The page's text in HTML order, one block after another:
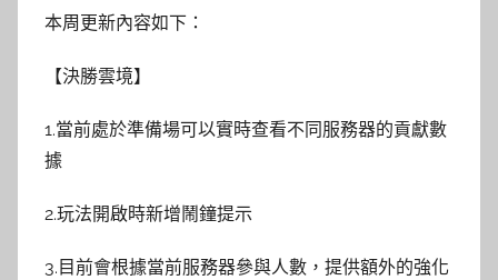
本周更新內容如下：
【決勝雲境】
1.當前處於準備場可以實時查看不同服務器的貢獻數
據
2.玩法開啟時新增鬧鐘提示
3.目前會根據當前服務器參與人數，提供額外的強化